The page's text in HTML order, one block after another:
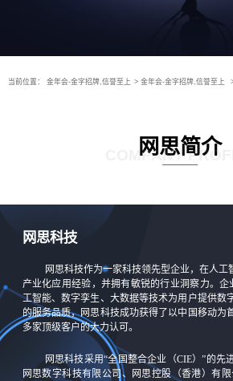
当前位置： 金年会-金字招牌,信誉至上 > 金年会-金字招牌,信誉至上
网思简介
COMPANY
网思科技
网思科技作为一家科技领先型企业，在人
产业化应用经验，并拥有敏锐的行业洞察力。
工智能、数字孪生、大数据等技术为用户提供
的服务品质，网思科技成功获得了以中国移动
多家顶级客户的大力认可。
网思科技采用“全国整合企业（CIE）”的
网思数字科技有限公司、网思控股（香港）有